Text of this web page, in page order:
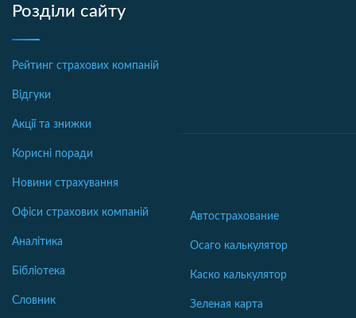
Розділи сайту
Рейтинг страхових компаній
Відгуки
Акції та знижки
Корисні поради
Новини страхування
Офіси страхових компаній
Аналітика
Бібліотека
Словник
Автострахование
Осаго калькулятор
Каско калькулятор
Зеленая карта